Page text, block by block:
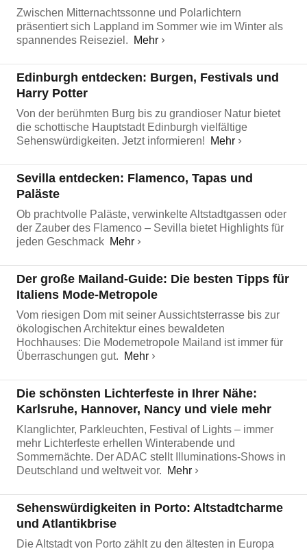
Zwischen Mitternachtssonne und Polarlichtern
präsentiert sich Lappland im Sommer wie im Winter als
spannendes Reiseziel.
Mehr
Edinburgh entdecken: Burgen, Festivals und
Harry Potter
Von der berühmten Burg bis zu grandioser Natur bietet
die schottische Hauptstadt Edinburgh vielfältige
Sehenswürdigkeiten. Jetzt informieren!
Mehr
Sevilla entdecken: Flamenco, Tapas und
Paläste
Ob prachtvolle Paläste, verwinkelte Altstadtgassen oder
der Zauber des Flamenco – Sevilla bietet Highlights für
jeden Geschmack Mehr
Der große Mailand-Guide: Die besten Tipps für
Italiens Mode-Metropole
Vom riesigen Dom mit seiner Aussichtsterrasse bis zur
ökologischen Architektur eines bewaldeten
Hochhauses: Die Modemetropole Mailand ist immer für
Überraschungen gut.
Mehr
Die schönsten Lichterfeste in Ihrer Nähe:
Karlsruhe, Hannover, Nancy und viele mehr
Klanglichter, Parkleuchten, Festival of Lights – immer
mehr Lichterfeste erhellen Winterabende und
Sommernächte. Der ADAC stellt Illuminations-Shows in
Deutschland und weltweit vor.
Mehr
Sehenswürdigkeiten in Porto: Altstadtcharme
und Atlantikbrise
Die Altstadt von Porto zählt zu den ältesten in Europa